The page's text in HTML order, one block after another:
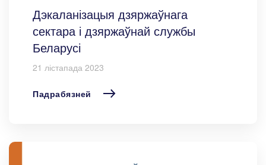
Дэкаланізацыя дзяржаўнага
сектара і дзяржаўнай службы
Беларусі
21 лістапада 2023
Падрабязней